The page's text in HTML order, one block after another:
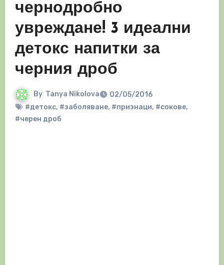
чернодробно
увреждане! 3 идеални
детокс напитки за
черния дроб
By Tanya Nikolova
02/05/2016
#детокс, #заболяване, #признаци, #сокове,
#черен дроб